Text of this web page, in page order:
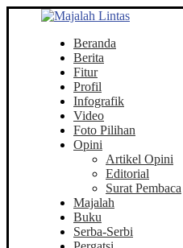
Beranda
Berita
Fitur
Profil
Infografik
Video
Foto Pilihan
Opini
Artikel Opini
Editorial
Surat Pembaca
Majalah
Buku
Serba-Serbi